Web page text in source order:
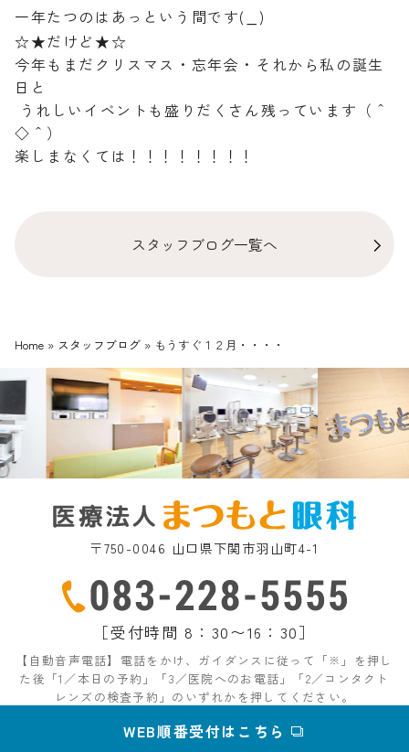
一年たつのはあっという間です(
)
☆★だけど★☆
今年もまだクリスマス・忘年会・それから私の誕生
日と
うれしいイベントも盛りだくさん残っています（＾
◇＾）
楽しまなくては！！！！！！！！
スタッフブログ一覧へ
Home » スタッフブログ » もうすぐ１２月・・・・
〒750-0046 山口県下関市羽山町4-1
［受付時間 8：30〜16：30］
【自動音声電話】電話をかけ、ガイダンスに従って「※」を押し
た後「1／本日の予約」「3／医院へのお電話」「2／コンタクト
レンズの検査予約」のいずれかを押してください。
WEB順番受付はこちら